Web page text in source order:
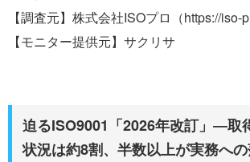
【調査元】株式会社ISOプロ（https://iso-
【モニター提供元】サクリサ
迫るISO9001「2026年改訂」―取
状況は約8割、半数以上が実務へ